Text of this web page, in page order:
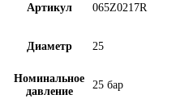
Артикул 065Z0217R
Диаметр 25
Номинальное
давление
25 бар